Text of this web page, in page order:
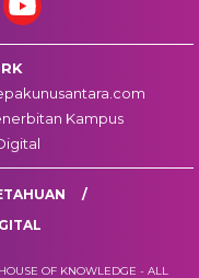
Kampus
OF KNOWLEDGE - ALL